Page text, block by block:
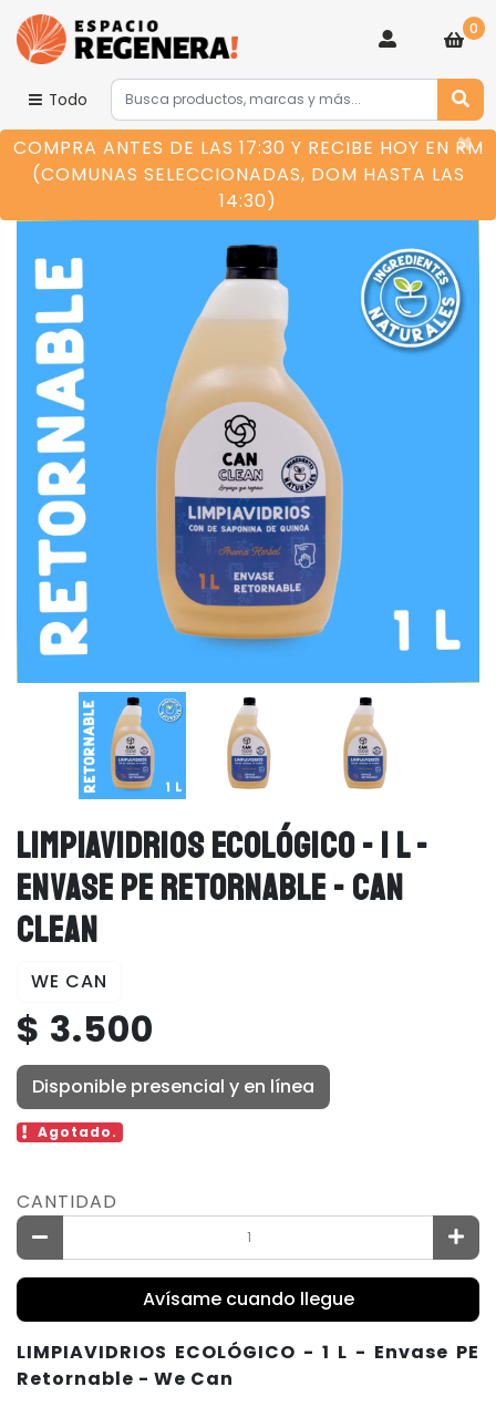
Todo
0
COMPRA ANTES DE LAS 17:30 Y RECIBE HOY EN RM
(COMUNAS SELECCIONADAS, DOM HASTA LAS
14:30)
×
LIMPIAVIDRIOS ECOLÓGICO - 1 L -
ENVASE PE RETORNABLE - CAN
CLEAN
WE CAN
$ 3.500
Disponible presencial y en línea
Agotado.
CANTIDAD
Avísame cuando llegue
LIMPIAVIDRIOS ECOLÓGICO - 1 L - Envase PE
Retornable - We Can